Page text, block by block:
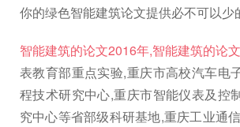
你的绿色智能建筑论文提供必不可以少
智能建筑的论文2016年,智能建筑的论
表教育部重点实验,重庆市高校汽车电
程技术研究中心,重庆市智能仪表及控
究中心等省部级科研基地,重庆工业通